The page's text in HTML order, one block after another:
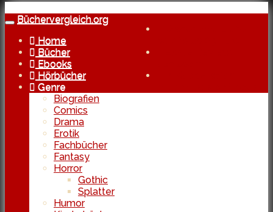
Skip
to
content
Toggle
navigation
Büchervergleich.org
Home
Bücher
Ebooks
Hörbücher
Genre
Biografien
Comics
Drama
Erotik
Fachbücher
Fantasy
Horror
Gothic
Splatter
Humor